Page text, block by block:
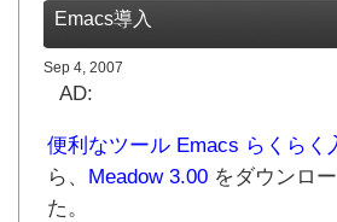
Emacs導入
Sep 4, 2007
AD:
便利なツール Emacs らくらく
ら、 Meadow 3.00 をダウンロ
た。